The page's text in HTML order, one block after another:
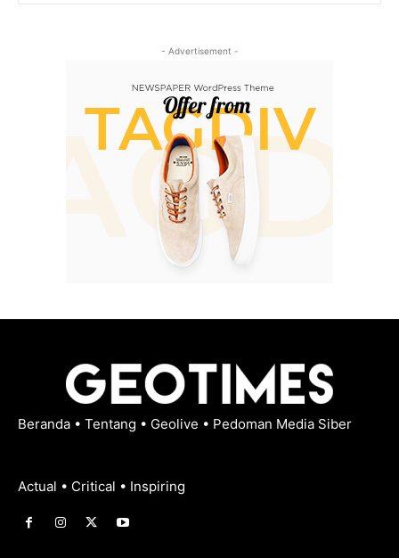
- Advertisement -
Beranda • Tentang • Geolive • Pedoman Media Siber
Actual • Critical • Inspiring